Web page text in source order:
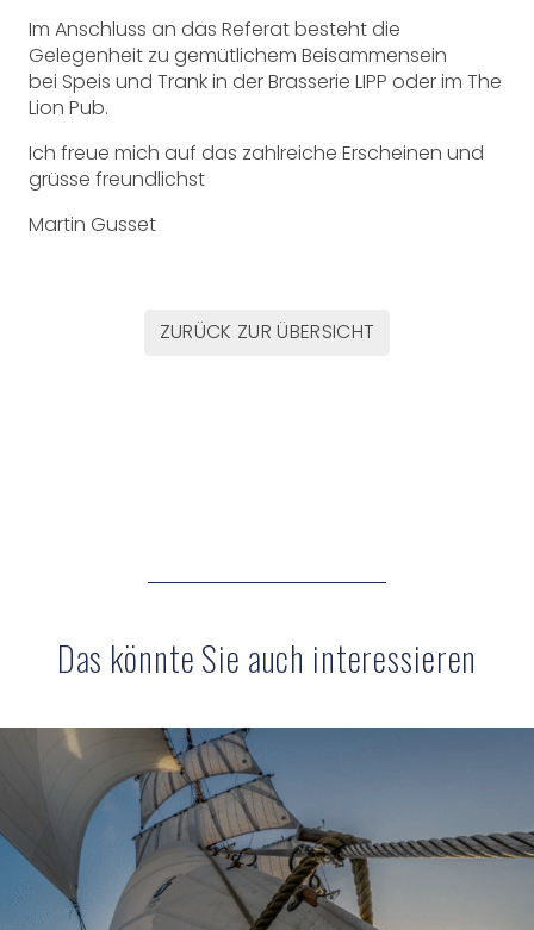
Im Anschluss an das Referat besteht die
Gelegenheit zu gemütlichem Beisammensein
bei Speis und Trank in der Brasserie LIPP oder im The
Lion Pub.
Ich freue mich auf das zahlreiche Erscheinen und
grüsse freundlichst
Martin Gusset
ZURÜCK ZUR ÜBERSICHT
Das könnte Sie auch interessieren